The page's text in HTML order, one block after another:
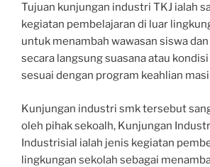
Tujuan kunjungan industri TKJ ialah
kegiatan pembelajaran di luar
untuk menambah wawasan siswa
secara langsung suasana atau
sesuai dengan program keahlian
Kunjungan industri smk tersebut
oleh pihak sekoalh, Kunjungan
Industrisial ialah jenis kegiatan
lingkungan sekolah sebagai